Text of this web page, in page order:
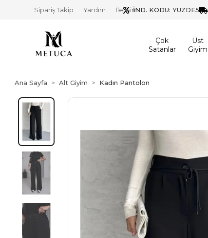
İND. KODU: YUZDE5
Sipariş Takip Yardım İletişim
Çok
Satanlar
Üst
Giyim
Ana Sayfa Alt Giyim Kadın Pantolon